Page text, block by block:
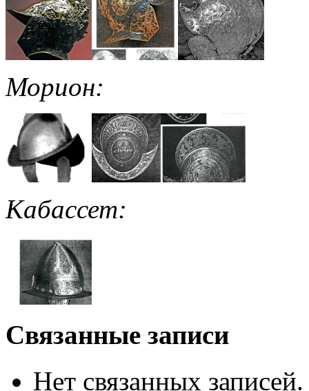
Морион:
Кабассет:
Связанные записи
Нет связанных записей.